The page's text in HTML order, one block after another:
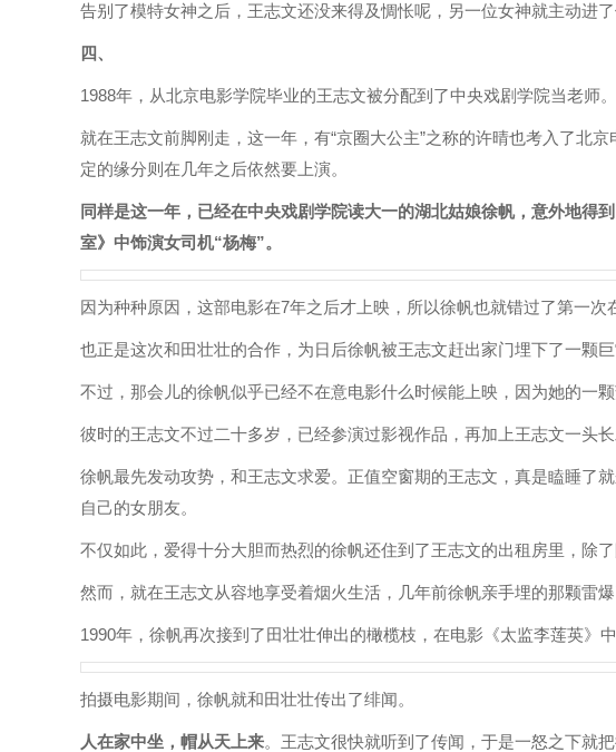
告别了模特女神之后，王志文还没来得及惆怅呢，另一位女神就主动进了
四、
1988年，从北京电影学院毕业的王志文被分配到了中央戏剧学院当老师。
就在王志文前脚刚走，这一年，有“京圈大公主”之称的许晴也考入了北
定的缘分则在几年之后依然要上演。
同样是这一年，已经在中央戏剧学院读大一的湖北姑娘徐帆，意外地得
室》中饰演女司机“杨梅”。
因为种种原因，这部电影在7年之后才上映，所以徐帆也就错过了第一次
也正是这次和田壮壮的合作，为日后徐帆被王志文赶出家门埋下了一颗巨
不过，那会儿的徐帆似乎已经不在意电影什么时候能上映，因为她的一颗
彼时的王志文不过二十多岁，已经参演过影视作品，再加上王志文一头
徐帆最先发动攻势，和王志文求爱。正值空窗期的王志文，真是瞌睡了
自己的女朋友。
不仅如此，爱得十分大胆而热烈的徐帆还住到了王志文的出租房里，除
然而，就在王志文从容地享受着烟火生活，几年前徐帆亲手埋的那颗雷爆
1990年，徐帆再次接到了田壮壮伸出的橄榄枝，在电影《太监李莲英》中
拍摄电影期间，徐帆就和田壮壮传出了绯闻。
人在家中坐，帽从天上来。王志文很快就听到了传闻，于是一怒之下就把